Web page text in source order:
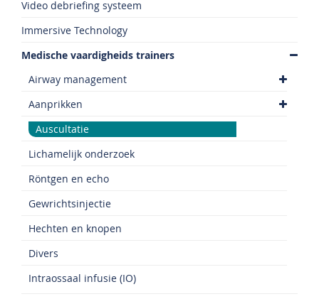
Video debriefing systeem
Immersive Technology
Medische vaardigheids trainers
Airway management
Aanprikken
Auscultatie
Lichamelijk onderzoek
Röntgen en echo
Gewrichtsinjectie
Hechten en knopen
Divers
Intraossaal infusie (IO)